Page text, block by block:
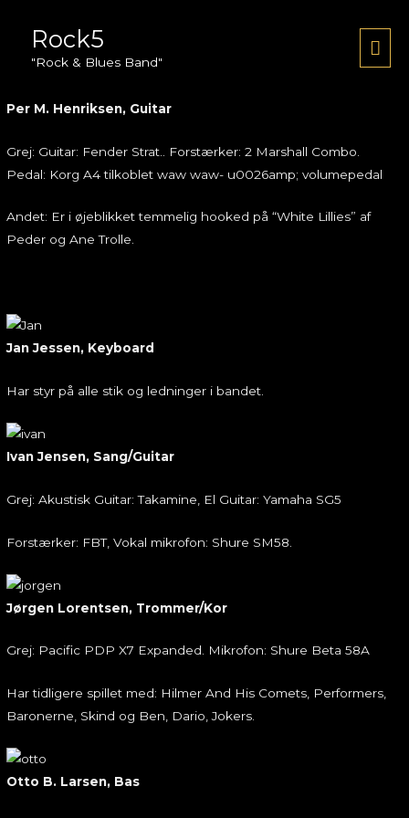
indholdet
Rock5
"Rock & Blues Band"
Bandet
Per M. Henriksen, Guitar
Grej: Guitar: Fender Strat.. Forstærker: 2 Marshall Combo.
Pedal: Korg A4 tilkoblet waw waw- u0026amp; volumepedal
Andet: Er i øjeblikket temmelig hooked på “White Lillies” af
Peder og Ane Trolle.
Jan Jessen, Keyboard
Har styr på alle stik og ledninger i bandet.
Ivan Jensen, Sang/Guitar
Grej: Akustisk Guitar: Takamine, El Guitar: Yamaha SG5
Forstærker: FBT, Vokal mikrofon: Shure SM58.
Jørgen Lorentsen, Trommer/Kor
Grej: Pacific PDP X7 Expanded. Mikrofon: Shure Beta 58A
Har tidligere spillet med: Hilmer And His Comets, Performers,
Baronerne, Skind og Ben, Dario, Jokers.
Otto B. Larsen, Bas